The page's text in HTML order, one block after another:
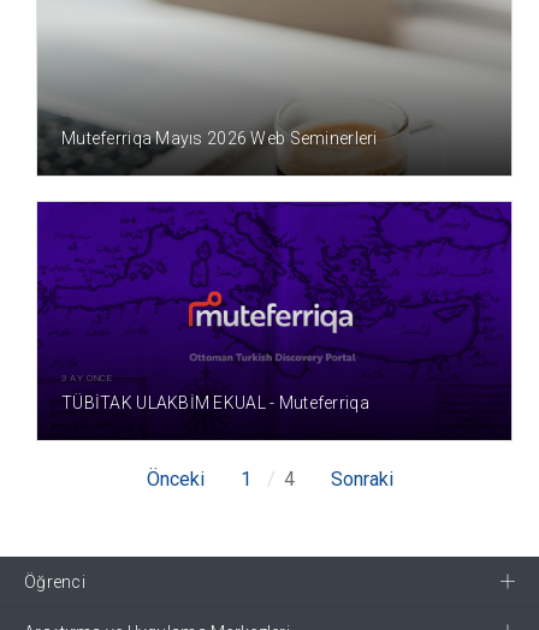
3 AY ÖNCE
Muteferriqa Mayıs 2026 Web Seminerleri
3 AY ÖNCE
TÜBİTAK ULAKBİM EKUAL - Muteferriqa
Önceki 1 4 Sonraki
Öğrenci